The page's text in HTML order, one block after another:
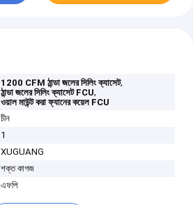
1200 CFM ঠান্ডা জলের সিলিং ক্যাসেট,
ঠান্ডা জলের সিলিং ক্যাসেট FCU,
ওয়াল মাউন্ট করা ফ্যানের কয়েল FCU
চীন
1
XUGUANG
শক্ত কাগজ
এফপি